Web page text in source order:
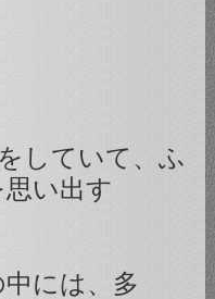
していて、ふ
い出す
には、多